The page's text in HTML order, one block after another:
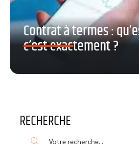
Contrat à termes :
c’est exactement ?
RECHERCHE